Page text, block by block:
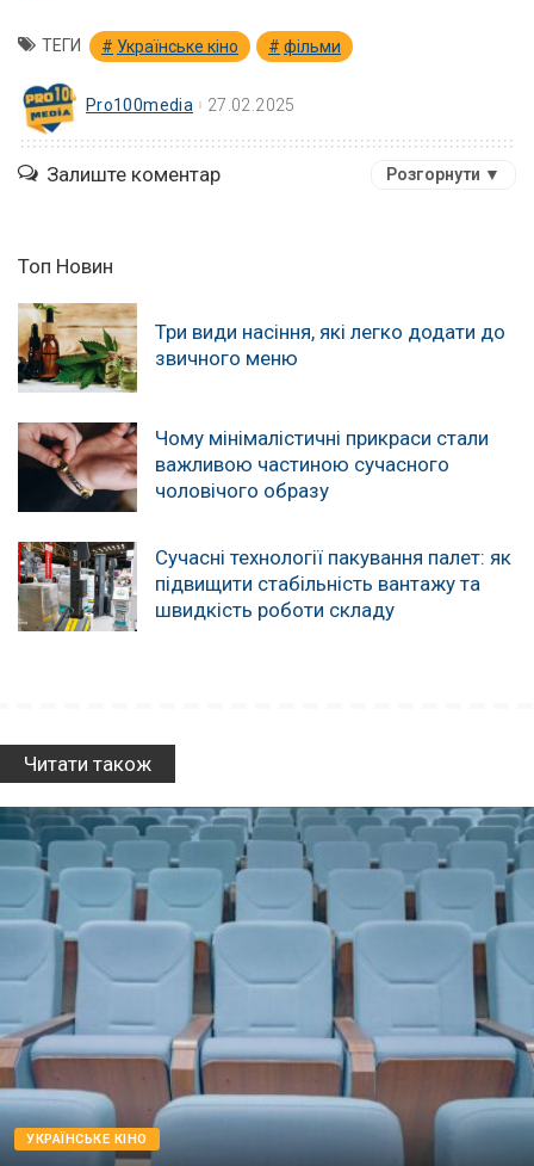
ТЕГИ Українське кіно фільми
Pro100media 27.02.2025
Залиште коментар Розгорнути ▼
Топ Новин
Три види насіння, які легко додати до
звичного меню
Чому мінімалістичні прикраси стали
важливою частиною сучасного
чоловічого образу
Сучасні технології пакування палет: як
підвищити стабільність вантажу та
швидкість роботи складу
Читати також
УКРАЇНСЬКЕ КІНО